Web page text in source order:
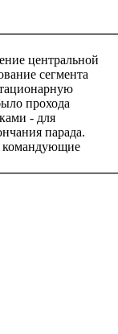
центральной
сегмента
прохода
- для
парада.
командующие